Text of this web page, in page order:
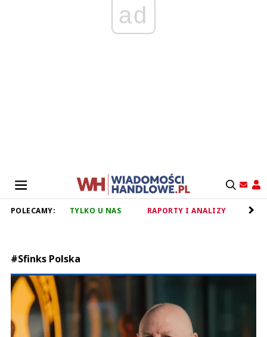
ad
POLECAMY: TYLKO U NAS RAPORTY I ANALIZY
#Sfinks Polska